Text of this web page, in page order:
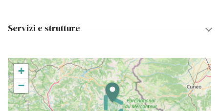
Servizi e strutture
+
−